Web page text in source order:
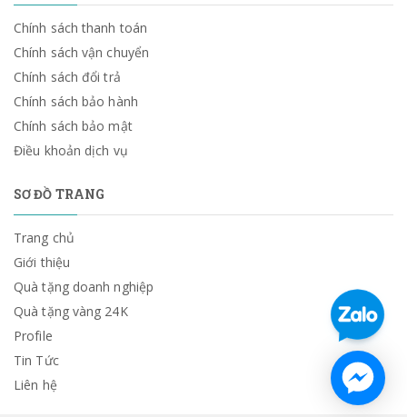
Chính sách thanh toán
Chính sách vận chuyển
Chính sách đổi trả
Chính sách bảo hành
Chính sách bảo mật
Điều khoản dịch vụ
SƠ ĐỒ TRANG
Trang chủ
Giới thiệu
Quà tặng doanh nghiệp
Quà tặng vàng 24K
Profile
Tin Tức
Liên hệ